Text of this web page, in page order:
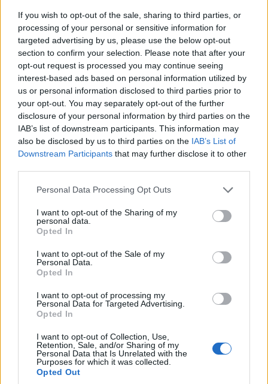
If you wish to opt-out of the sale, sharing to third parties, or
processing of your personal or sensitive information for
targeted advertising by us, please use the below opt-out
section to confirm your selection. Please note that after your
opt-out request is processed you may continue seeing
interest-based ads based on personal information utilized by
us or personal information disclosed to third parties prior to
your opt-out. You may separately opt-out of the further
disclosure of your personal information by third parties on the
IAB’s list of downstream participants. This information may
also be disclosed by us to third parties on the IAB’s List of
Downstream Participants that may further disclose it to other
Please note that this website/app uses one or more Google
not limited to your visit or usage behaviour. You may click to
grant or deny consent to Google and its third-party tags to
use your data for below specified purposes in below Google
consent section.
Personal Data Processing Opt Outs
I want to opt-out of the Sharing of my
personal data.
Opted In
I want to opt-out of the Sale of my
Personal Data.
Opted In
I want to opt-out of processing my
Personal Data for Targeted Advertising.
Opted In
I want to opt-out of Collection, Use,
Retention, Sale, and/or Sharing of my
Personal Data that Is Unrelated with the
Purposes for which it was collected.
Opted Out
Γιατί να πάτε; Κατασκευασμένη για να αναδεικνύει
τα καλύτερα της αυτοκρατορίας των Αψβούργων,
μια βόλτα γύρω από το Δαχτυλίδι είναι ο
ευκολότερος τρόπος για να θαυμάσετε μερικά από
τα μεγαλύτερα κτίρια της πόλης. Διανύοντας μόνο
τη σχετικά μικρή απόσταση μεταξύ Karlsplatz και
Schottentor σας επιτρέπει να επισκεφθείτε την
Κρατική Όπερα, το Burggarten, το Hofburg, την
Εθνική Βιβλιοθήκη, Μουσεία, το Κοινοβούλιο, το
το Πανεπιστήμιο!